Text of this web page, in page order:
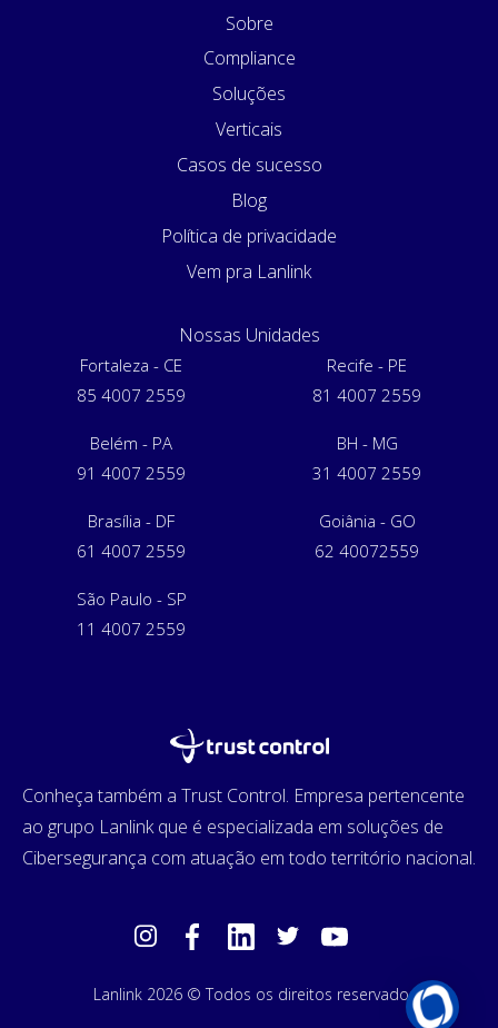
Sobre
Compliance
Soluções
Verticais
Casos de sucesso
Blog
Política de privacidade
Vem pra Lanlink
Nossas Unidades
Fortaleza - CE
85 4007 2559
Recife - PE
81 4007 2559
Belém - PA
91 4007 2559
BH - MG
31 4007 2559
Brasília - DF
61 4007 2559
Goiânia - GO
62 40072559
São Paulo - SP
11 4007 2559
Conheça também a Trust Control. Empresa pertencente
ao grupo Lanlink que é especializada em soluções de
Cibersegurança com atuação em todo território nacional.
Lanlink 2026 © Todos os direitos reservados